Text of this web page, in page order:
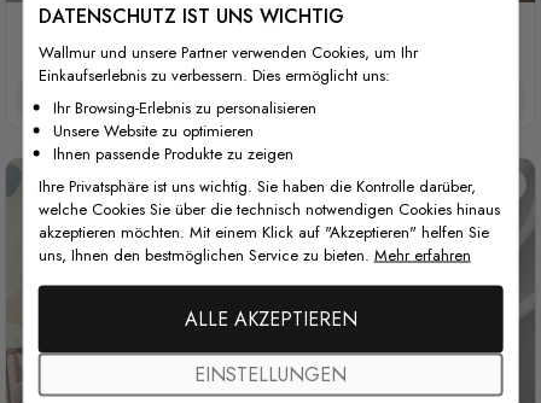
Abstrakte Minimalistische
Schwarz-Weiß-Linien-
Fototapete
37 €/m² 29,60 €/m²
3D Look Illustrativer
Abstrakter Weißer Korridor
Fototapete
DATENSCHUTZ IST UNS WICHTIG
Wallmur und unsere Partner verwenden Cookies, um Ihr
Einkaufserlebnis zu verbessern. Dies ermöglicht uns:
Ihr Browsing-Erlebnis zu personalisieren
Unsere Website zu optimieren
Ihnen passende Produkte zu zeigen
Ihre Privatsphäre ist uns wichtig. Sie haben die Kontrolle darüber,
welche Cookies Sie über die technisch notwendigen Cookies hinaus
akzeptieren möchten. Mit einem Klick auf "Akzeptieren" helfen Sie
uns, Ihnen den bestmöglichen Service zu bieten. Mehr erfahren
ALLE AKZEPTIEREN
EINSTELLUNGEN